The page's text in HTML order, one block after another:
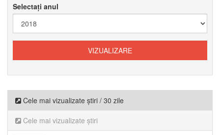
Selectați anul
Cele mai vizualizate știri / 30 zile
Cele mai vizualizate știri